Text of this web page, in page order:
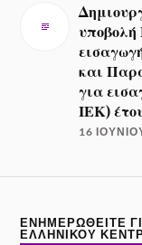
υποβολή
και
για
ΙΕΚ)
16
ΕΝΗΜΕΡΩΘΕΊΤΕ
ΕΛΛΗΝΙΚΟΎ